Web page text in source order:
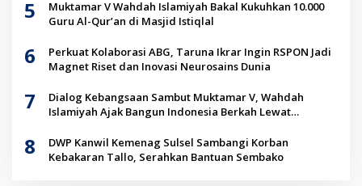
5
Muktamar V Wahdah Islamiyah Bakal Kukuhkan 10.000
Guru Al-Qur’an di Masjid Istiqlal
6
Perkuat Kolaborasi ABG, Taruna Ikrar Ingin RSPON Jadi
Magnet Riset dan Inovasi Neurosains Dunia
7
Dialog Kebangsaan Sambut Muktamar V, Wahdah
Islamiyah Ajak Bangun Indonesia Berkah Lewat
8
DWP Kanwil Kemenag Sulsel Sambangi Korban
Kebakaran Tallo, Serahkan Bantuan Sembako